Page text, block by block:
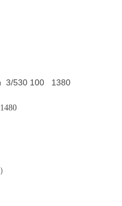
3/530 100 1380